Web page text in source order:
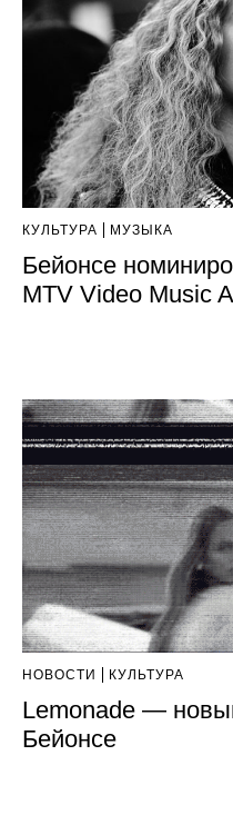
КУЛЬТУРА МУЗЫКА
Бейонсе
MTV Video Music
НОВОСТИ КУЛЬТУРА
Lemonade —
Бейонсе